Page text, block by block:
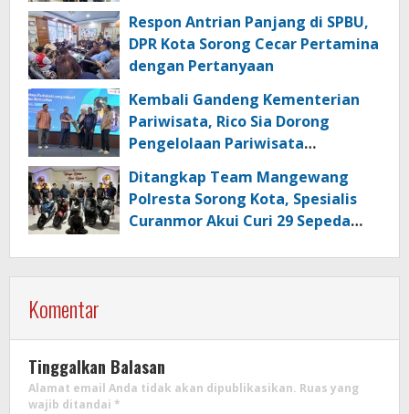
Respon Antrian Panjang di SPBU,
DPR Kota Sorong Cecar Pertamina
dengan Pertanyaan
Kembali Gandeng Kementerian
Pariwisata, Rico Sia Dorong
Pengelolaan Pariwisata
Ditangkap Team Mangewang
Polresta Sorong Kota, Spesialis
Curanmor Akui Curi 29 Sepeda
Komentar
Tinggalkan Balasan
Alamat email Anda tidak akan dipublikasikan. Ruas yang
wajib ditandai *